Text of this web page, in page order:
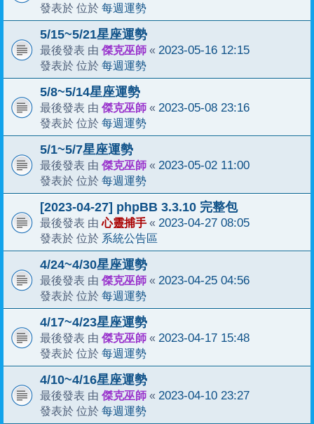
發表於 位於 每週運勢
5/15~5/21星座運勢
最後發表 由 傑克巫師 « 2023-05-16 12:15
發表於 位於 每週運勢
5/8~5/14星座運勢
最後發表 由 傑克巫師 « 2023-05-08 23:16
發表於 位於 每週運勢
5/1~5/7星座運勢
最後發表 由 傑克巫師 « 2023-05-02 11:00
發表於 位於 每週運勢
[2023-04-27] phpBB 3.3.10 完整包
最後發表 由心靈捕手 « 2023-04-27 08:05
發表於 位於 系統公告區
4/24~4/30星座運勢
最後發表 由 傑克巫師 « 2023-04-25 04:56
發表於 位於 每週運勢
4/17~4/23星座運勢
最後發表 由 傑克巫師 « 2023-04-17 15:48
發表於 位於 每週運勢
4/10~4/16星座運勢
最後發表 由 傑克巫師 « 2023-04-10 23:27
發表於 位於 每週運勢